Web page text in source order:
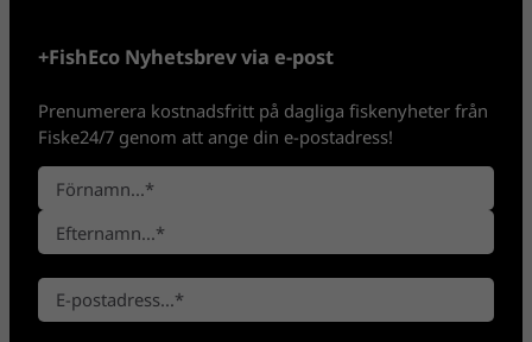
+FishEco Nyhetsbrev via e-post
Prenumerera kostnadsfritt på dagliga fiskenyheter från
Fiske24/7 genom att ange din e-postadress!
N
a
n
*
F
ö
r
a
t
E
-